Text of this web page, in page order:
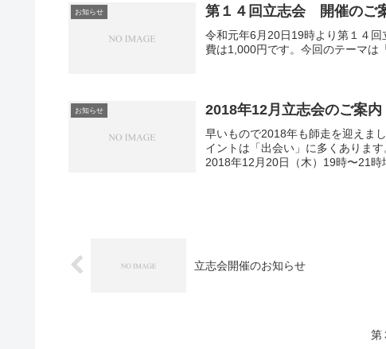
お知らせ 第１４回立志会 開催のご
令和元年6月20日19時より第１４
費は1,000円です。今回のテーマは
お知らせ 2018年12月立志会のご案内
早いもので2018年も師走を迎えま
イントは「出会い」に多くありま
2018年12月20日（木）19時〜21
立志会開催のお知らせ
第